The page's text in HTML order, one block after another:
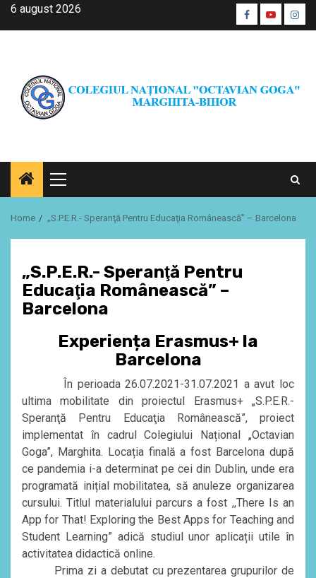
Skip6 august 2026 Facebook
Youtube
CŞE
Primary
Menu
Home „S.P.E.R.- Speranţă Pentru Educaţia Românească” – Barcelona
„S.P.E.R.- Speranţă Pentru
Educaţia Românească” –
Barcelona
Experiența Erasmus+ la
Barcelona
În perioada 26.07.2021-31.07.2021 a avut loc
ultima mobilitate din proiectul Erasmus+ „S.P.E.R.-
Speranţă Pentru Educaţia Românească”, proiect
implementat în cadrul Colegiului Național „Octavian
Goga”, Marghita. Locația finală a fost Barcelona după
ce pandemia i-a determinat pe cei din Dublin, unde era
programată inițial mobilitatea, să anuleze organizarea
cursului. Titlul materialului parcurs a fost ,,There Is an
App for That! Exploring the Best Apps for Teaching and
Student Learning” adică studiul unor aplicații utile în
activitatea didactică online.
Prima zi a debutat cu prezentarea grupurilor de